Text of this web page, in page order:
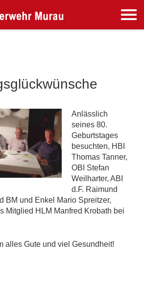
Anlässlich
seines 80.
Geburtstages
besuchten, HBI
Thomas Tanner,
OBI Stefan
Weilharter, ABI
d.F. Raimund
BM und Enkel Mario Spreitzer,
Mitglied HLM Manfred Krobath bei
alles Gute und viel Gesundheit!